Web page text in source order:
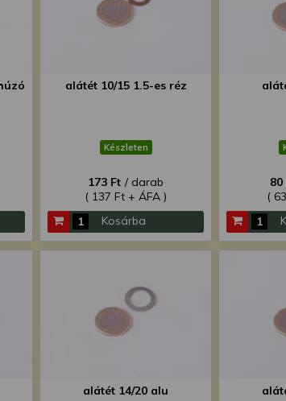
alátét 10/15 1.5-es réz
Készleten
173 Ft / darab
( 137 Ft + ÁFA )
Kosárba
80
(
alátét 14/20 alu